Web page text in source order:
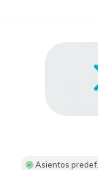
Asientos predef.